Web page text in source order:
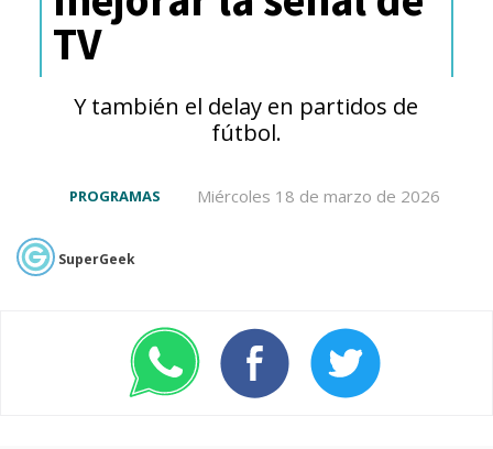
TV
Y también el delay en partidos de
fútbol.
Miércoles 18 de marzo de 2026
PROGRAMAS
SuperGeek